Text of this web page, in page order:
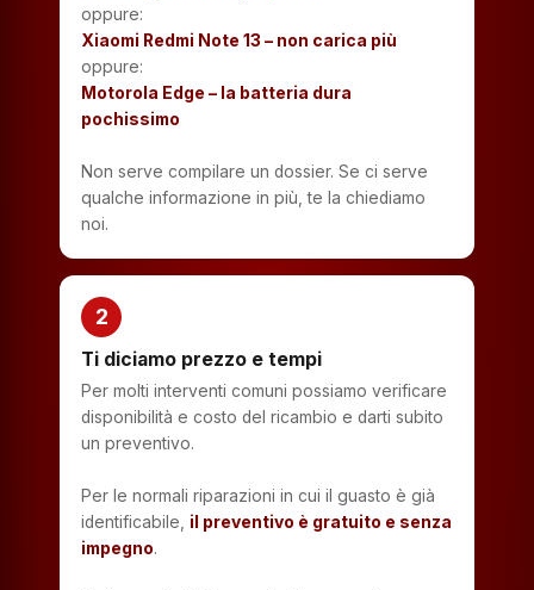
oppure:
Xiaomi Redmi Note 13 – non carica più
oppure:
Motorola Edge – la batteria dura
pochissimo
Non serve compilare un dossier. Se ci serve
qualche informazione in più, te la chiediamo
noi.
2
Ti diciamo prezzo e tempi
Per molti interventi comuni possiamo verificare
disponibilità e costo del ricambio e darti subito
un preventivo.
Per le normali riparazioni in cui il guasto è già
identificabile, il preventivo è gratuito e senza
impegno.